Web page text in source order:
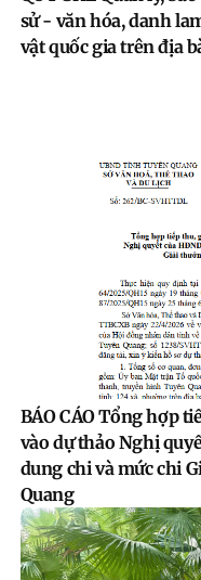
sử - văn hóa, danh
vật quốc gia trên địa
BÁO CÁO Tổng hợp
vào dự thảo Nghị
dung chi và mức chi
Quang